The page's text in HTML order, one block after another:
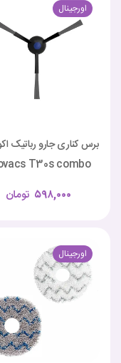
اورجینال
برس کناری جارو رباتیک
T30s combo
تومان ۵۹۸,۰۰۰
اورجینال